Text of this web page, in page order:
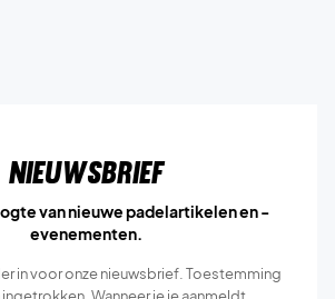
Nieuwsbrief
van nieuwe padelartikelen en -
evenementen.
in voor onze nieuwsbrief. Toestemming